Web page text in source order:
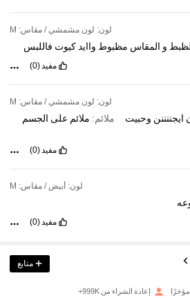
لون: لون مشمشي / مقاس: M
و المقاس مظبوط واايد كيوت فاللبس
مفيد(0)
لون: لون مشمشي / مقاس: M
ايجننننن وحبيت ملائم: ملائم على الجسم
مفيد(0)
لون: أبيض / مقاس: M
مفيد(0)
متابع
إعادة الشراء من 999K+